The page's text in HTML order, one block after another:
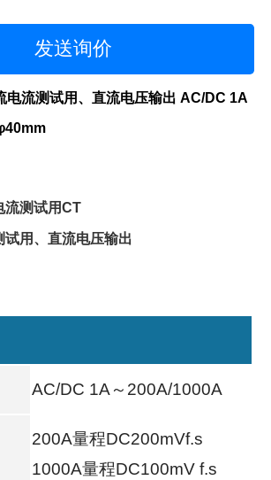
发送询价
电流测试用、直流电压输出 AC/DC 1A
流测试用CT
试用、直流电压输出
AC/DC 1A～200A/1000A
200A量程DC200mVf.s
1000A量程DC100mV f.s